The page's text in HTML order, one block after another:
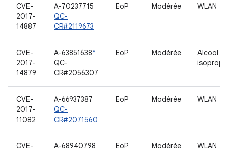
CVE-
2017-
14887
A-70237715
QC-
CR#2119673
EoP Modérée WLAN
CVE-
2017-
14879
A-63851638*
QC-
CR#2056307
EoP Modérée
Alcool
CVE-
2017-
11082
A-66937387
QC-
CR#2071560
EoP Modérée WLAN
CVE-
A-68940798
EoP Modérée WLAN